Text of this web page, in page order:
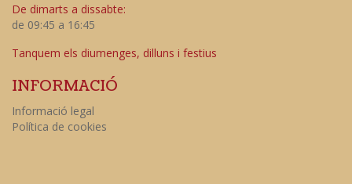
De dimarts a dissabte:
de 09:45 a 16:45
Tanquem els diumenges, dilluns i festius
INFORMACIÓ
Informació legal
Política de cookies